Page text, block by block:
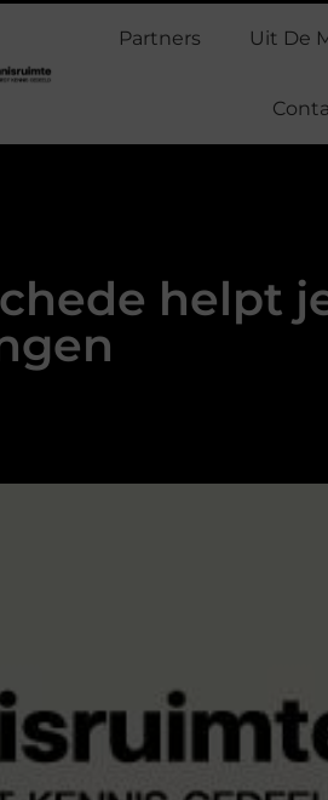
het werkt
Partners Uit De
helpt